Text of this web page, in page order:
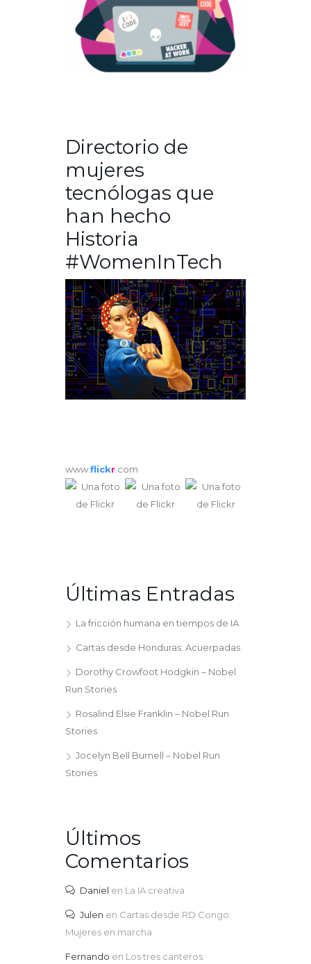
Directorio de
mujeres
tecnólogas que
han hecho
Historia
#WomenInTech
www.flickr.com
Últimas Entradas
La fricción humana en tiempos de IA
Cartas desde Honduras: Acuerpadas
Dorothy Crowfoot Hodgkin – Nobel
Run Stories
Rosalind Elsie Franklin – Nobel Run
Stories
Jocelyn Bell Burnell – Nobel Run
Stories
Últimos
Comentarios
Daniel en La IA creativa
Julen en Cartas desde RD Congo:
Mujeres en marcha
Fernando en Los tres canteros